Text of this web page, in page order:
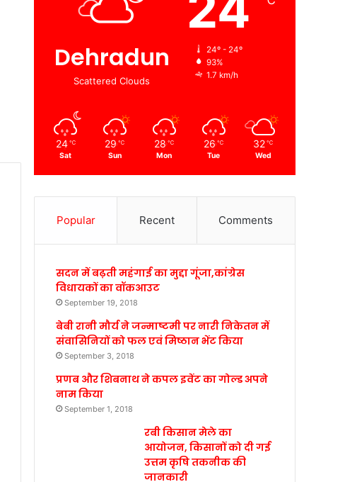
Dehradun
Scattered Clouds
24º - 24º
93%
1.7 km/h
24 ℃
Sat
29 ℃
Sun
28 ℃
Mon
26 ℃
Tue
32 ℃
Wed
Popular Recent Comments
सदन में बढ़ती महंगाई का मुद्दा गूंजा,कांग्रेस
विधायकों का वॉकआउट
September 19, 2018
बेबी रानी मौर्य ने जन्माष्टमी पर नारी निकेतन में
संवासिनियों को फल एवं मिष्ठान भेंट किया
September 3, 2018
प्रणब और शिबनाथ ने कपल इवेंट का गोल्ड अपने
नाम किया
September 1, 2018
रबी किसान मेले का
आयोजन, किसानों को दी गई
उत्तम कृषि तकनीक की
जानकारी